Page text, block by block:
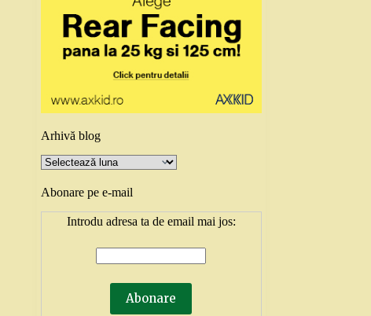
Arhivă blog
Arhivă
blog
Abonare pe e-mail
Introdu adresa ta de email mai jos: